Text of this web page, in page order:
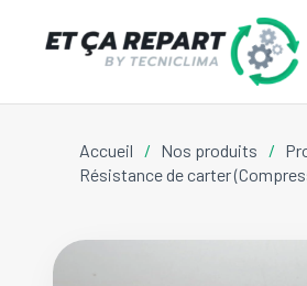
Accueil / Nos produits /
Résistance de carter